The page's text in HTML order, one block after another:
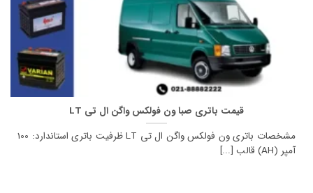
قیمت باتری صبا ون فولکس واگن ال تی LT
مشخصات باتری ون فولکس واگن ال تی LT ظرفیت باتری استاندارد: 100
آمپر (AH) قالب [...]